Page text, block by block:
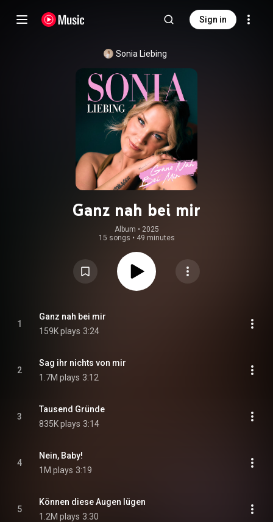
Sign in
Sonia Liebing
Ganz nah bei mir
Album • 2025
15 songs • 49 minutes
1
Ganz nah bei mir
159K plays 3:24
2
Sag ihr nichts von mir
1.7M plays 3:12
3
Tausend Gründe
835K plays 3:14
4
Nein, Baby!
1M plays 3:19
5
Können diese Augen lügen
1.2M plays 3:30